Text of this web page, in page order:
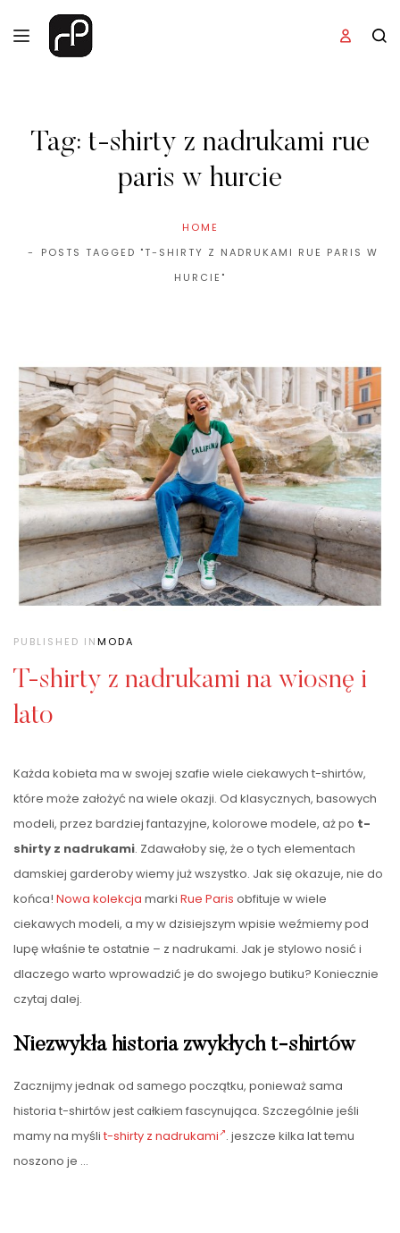
Tag: t-shirty z nadrukami rue
paris w hurcie
HOME
POSTS TAGGED "T-SHIRTY Z NADRUKAMI RUE PARIS W
HURCIE"
PUBLISHED INMODA
T-shirty z nadrukami na wiosnę i
lato
Każda kobieta ma w swojej szafie wiele ciekawych t-shirtów,
które może założyć na wiele okazji. Od klasycznych, basowych
modeli, przez bardziej fantazyjne, kolorowe modele, aż po t-
shirty z nadrukami. Zdawałoby się, że o tych elementach
damskiej garderoby wiemy już wszystko. Jak się okazuje, nie do
końca! Nowa kolekcja marki Rue Paris obfituje w wiele
ciekawych modeli, a my w dzisiejszym wpisie weźmiemy pod
lupę właśnie te ostatnie – z nadrukami. Jak je stylowo nosić i
dlaczego warto wprowadzić je do swojego butiku? Koniecznie
czytaj dalej.
Niezwykła historia zwykłych t-shirtów
Zacznijmy jednak od samego początku, ponieważ sama
historia t-shirtów jest całkiem fascynująca. Szczególnie jeśli
mamy na myśli t-shirty z nadrukami . jeszcze kilka lat temu
noszono je …